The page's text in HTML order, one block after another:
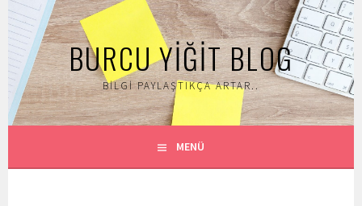
İçeriğe
geç
BURCU YIĞIT BLOG
BILGI PAYLAŞTIKÇA ARTAR..
MENÜ